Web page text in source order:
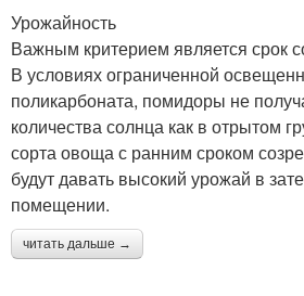
Урожайность
Важным критерием является срок
В условиях ограниченной
поликарбоната, помидоры не
количества солнца как в отрытом
сорта овоща с ранним сроком
будут давать высокий урожай в
помещении.
читать дальше →